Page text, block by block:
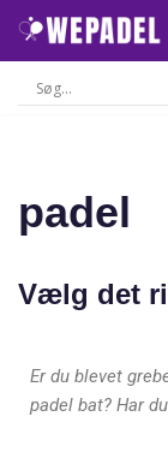
Spring
padel
Vælg det
Er du blevet
padel bat? Har